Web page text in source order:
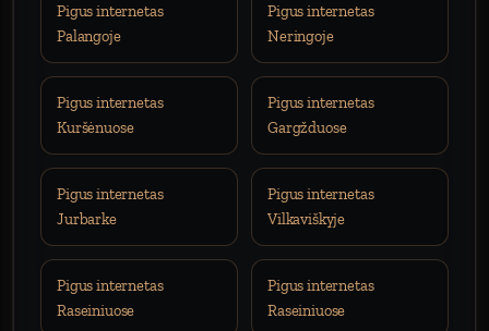
Pigus internetas
Palangoje
Pigus internetas
Neringoje
Pigus internetas
Kuršėnuose
Pigus internetas
Gargžduose
Pigus internetas
Jurbarke
Pigus internetas
Vilkaviškyje
Pigus internetas
Raseiniuose
Pigus internetas
Raseiniuose